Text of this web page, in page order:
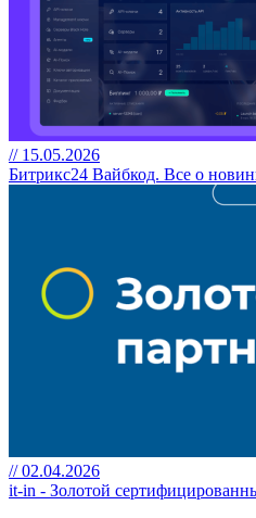
// 15.05.2026
Битрикс24 Вайбкод. Все о
// 02.04.2026
it-in - Золотой